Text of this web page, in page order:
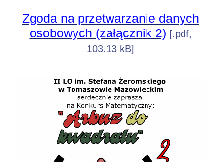
Zgoda na przetwarzanie danych
osobowych (załącznik 2) [.pdf,
103.13 kB]